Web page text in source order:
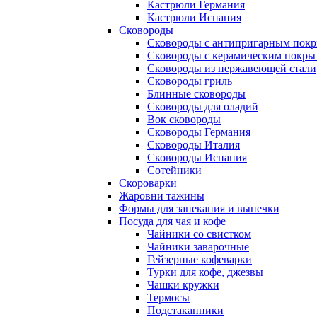
Кастрюли Германия
Кастрюли Испания
Сковороды
Сковороды с антипригарным
Сковороды с керамическим
Сковороды из нержавеющей стали
Сковороды гриль
Блинные сковороды
Сковороды для оладий
Вок сковороды
Сковороды Германия
Сковороды Италия
Сковороды Испания
Сотейники
Скороварки
Жаровни тажины
Формы для запекания и выпечки
Посуда для чая и кофе
Чайники со свистком
Чайники заварочные
Гейзерные кофеварки
Турки для кофе, джезвы
Чашки кружки
Термосы
Подстаканники